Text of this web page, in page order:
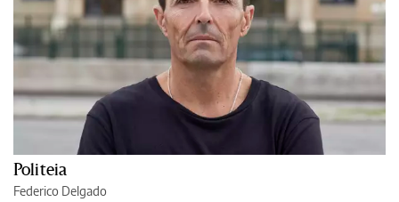
Politeia
Federico Delgado